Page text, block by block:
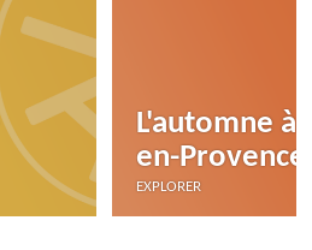
L'automne à
en-Provence
EXPLORER